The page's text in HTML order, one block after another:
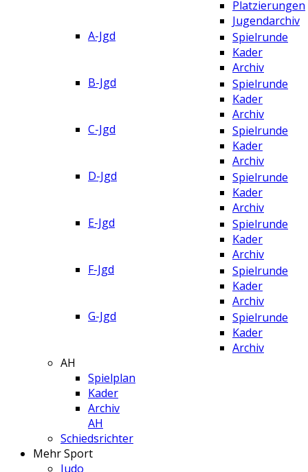
Platzierungen
Jugendarchiv
A-Jgd
Spielrunde
Kader
Archiv
B-Jgd
Spielrunde
Kader
Archiv
C-Jgd
Spielrunde
Kader
Archiv
D-Jgd
Spielrunde
Kader
Archiv
E-Jgd
Spielrunde
Kader
Archiv
F-Jgd
Spielrunde
Kader
Archiv
G-Jgd
Spielrunde
Kader
Archiv
AH
Spielplan
Kader
Archiv
AH
Schiedsrichter
Mehr Sport
Judo